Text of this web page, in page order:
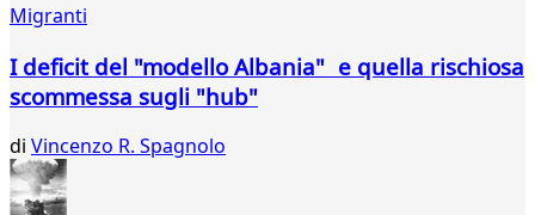
Migranti
I deficit del "modello Albania" e quella rischiosa
scommessa sugli "hub"
di Vincenzo R. Spagnolo